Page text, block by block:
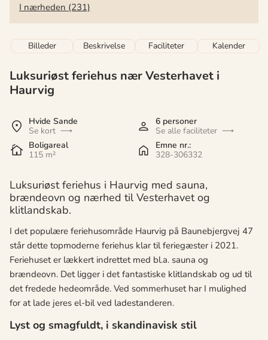
I nærheden (231)
Billeder Beskrivelse Faciliteter Kalender
Luksuriøst feriehus nær Vesterhavet i
Haurvig
Hvide Sande
Se kort
6 personer
Se alle faciliteter
Boligareal
115 m²
Emne nr.:
328-306332
Luksuriøst feriehus i Haurvig med sauna,
brændeovn og nærhed til Vesterhavet og
klitlandskab.
I det populære feriehusområde Haurvig på Baunebjergvej 47
står dette topmoderne feriehus klar til feriegæster i 2021.
Feriehuset er lækkert indrettet med bl.a. sauna og
brændeovn. Det ligger i det fantastiske klitlandskab og ud til
det fredede hedeområde. Ved sommerhuset har I mulighed
for at lade jeres el-bil ved ladestanderen.
Lyst og smagfuldt, i skandinavisk stil